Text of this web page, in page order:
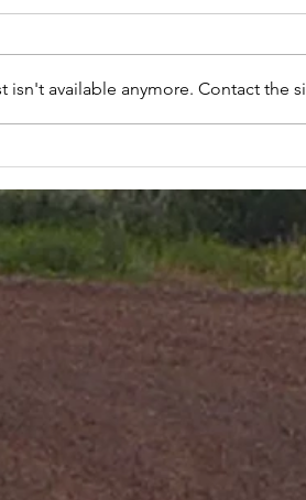
available anymore. Contact the